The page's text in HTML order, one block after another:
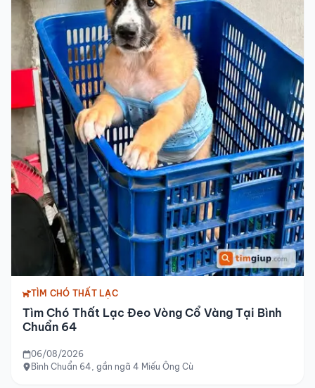
TÌM CHÓ THẤT LẠC
Tìm Chó Thất Lạc Đeo Vòng Cổ Vàng Tại Bình
Chuẩn 64
06/08/2026
Bình Chuẩn 64, gần ngã 4 Miếu Ông Cù